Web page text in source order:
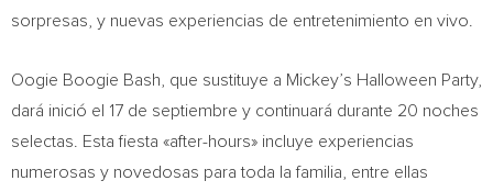
sorpresas, y nuevas experiencias de entretenimiento en vivo.
Oogie Boogie Bash, que sustituye a Mickey’s Halloween Party,
dará inició el 17 de septiembre y continuará durante 20 noches
selectas. Esta fiesta «after-hours» incluye experiencias
numerosas y novedosas para toda la familia, entre ellas